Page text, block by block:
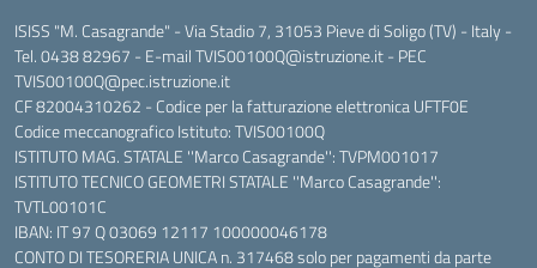
ISISS "M. Casagrande" - Via Stadio 7, 31053 Pieve di Soligo (TV) - Italy -
Tel. 0438 82967 - E-mail TVIS00100Q@istruzione.it - PEC
TVIS00100Q@pec.istruzione.it
CF 82004310262 - Codice per la fatturazione elettronica UFTF0E
Codice meccanografico Istituto: TVIS00100Q
ISTITUTO MAG. STATALE ''Marco Casagrande'': TVPM001017
ISTITUTO TECNICO GEOMETRI STATALE ''Marco Casagrande'':
TVTL00101C
IBAN: IT 97 Q 03069 12117 100000046178
CONTO DI TESORERIA UNICA n. 317468 solo per pagamenti da parte